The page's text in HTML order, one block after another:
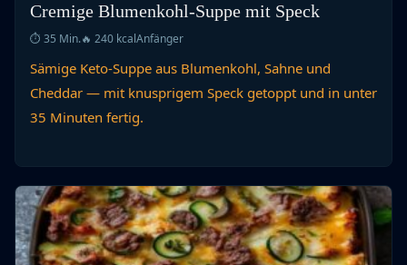
Cremige Blumenkohl-Suppe mit Speck
⏱ 35 Min.🔥 240 kcalAnfänger
Sämige Keto-Suppe aus Blumenkohl, Sahne und
Cheddar — mit knusprigem Speck getoppt und in unter
35 Minuten fertig.